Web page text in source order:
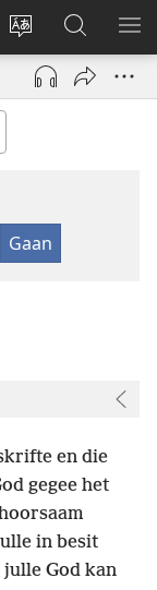
Verander
taal
van
Meld
aan
(maak
nuwe
Soek
op
JW.ORG
en die
gegee het
in besit
God kan